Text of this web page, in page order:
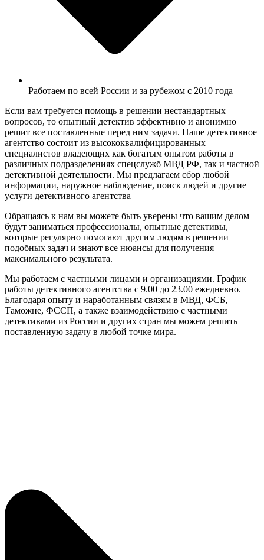
Работаем по всей России и за рубежом с 2010 года
Если вам требуется помощь в решении нестандартных
вопросов, то опытный детектив эффективно и анонимно
решит все поставленные перед ним задачи. Наше детективное
агентство состоит из высококвалифицированных
специалистов владеющих как богатым опытом работы в
различных подразделениях спецслужб МВД РФ, так и частной
детективной деятельности. Мы предлагаем сбор любой
информации, наружное наблюдение, поиск людей и другие
услуги детективного агентства
Обращаясь к нам вы можете быть уверены что вашим делом
будут заниматься профессионалы, опытные детективы,
которые регулярно помогают другим людям в решении
подобных задач и знают все нюансы для получения
максимального результата.
Мы работаем с частными лицами и организациями. График
работы детективного агентства с 9.00 до 23.00 ежедневно.
Благодаря опыту и наработанным связям в МВД, ФСБ,
Таможне, ФССП, а также взаимодействию с частными
детективами из России и других стран мы можем решить
поставленную задачу в любой точке мира.